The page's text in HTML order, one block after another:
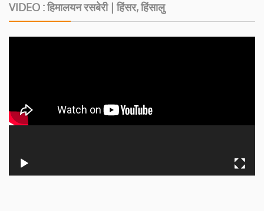
VIDEO : हिमालयन रसबेरी | हिंसर, हिंसालु